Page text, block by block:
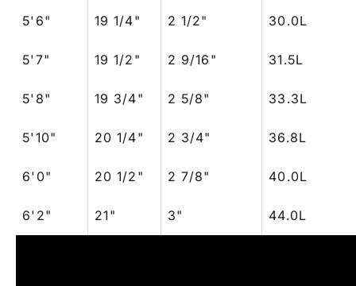
5'6" 19 1/4" 2 1/2" 30.0L
5'7" 19 1/2" 2 9/16" 31.5L
5'8" 19 3/4" 2 5/8" 33.3L
5'10" 20 1/4" 2 3/4" 36.8L
6'0" 20 1/2" 2 7/8" 40.0L
6'2" 21" 3" 44.0L